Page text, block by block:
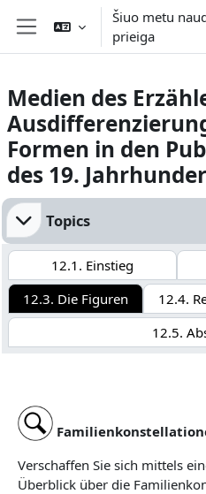
Pereiti į pagrindinį turinį
Šoninis skydelis
Šiuo metu
prieiga
Medien des
Formen in den
des 19.
Dalies kontūras
Topics
12.1. Einstieg
12.3. Die Figuren
12.4.
12.5.
Verschaffen Sie sich mittels
Überblick über die